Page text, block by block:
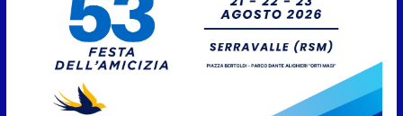
della fase preliminare di
preallarme, dal 3 al 9 agosto
6 Agosto 2026
“San Marino Antiqua –